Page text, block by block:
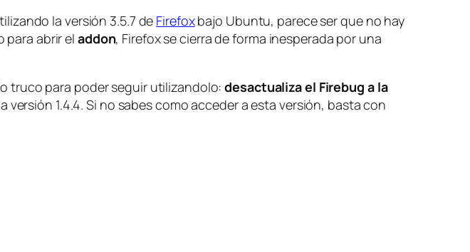
la versión 3.5.7 de Firefoxbajo Ubuntu, parece ser que no hay
para abrir el addon, Firefox se cierra de forma inesperada por una
truco para poder seguir utilizandolo:desactualiza el Firebug a la
versión 1.4.4. Si no sabes como acceder a esta versión, basta con